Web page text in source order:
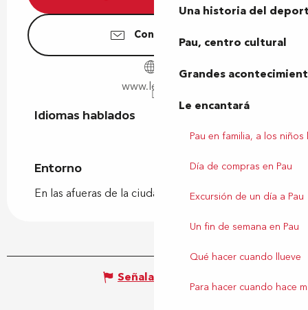
Una historia del
Pau, centro cultural
Grandes
Le encantará
Pau en familia, a los niños
Día de compras en Pau
Excursión de un día a Pau
Un fin de semana en Pau
Qué hacer cuando llueve
Para hacer cuando hace
Contáctenos
www.lescar.fr
Idiomas hablados
Idiomas hablados
Entorno
Entorno
En las afueras de la ciudad
Señalar un error